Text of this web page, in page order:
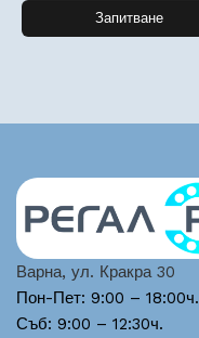
Запитване
Варна, ул. Кракра 30
Пон-Пет: 9:00 – 18:00ч.
Съб: 9:00 – 12:30ч.